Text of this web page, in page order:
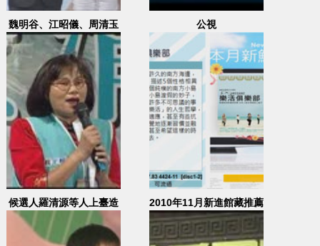
魏明谷、江昭儀、周清玉
上台支持翁金珠；呂秀蓮
演講
公視
候選人羅清源等人上臺造
2010年11月新進館藏推薦